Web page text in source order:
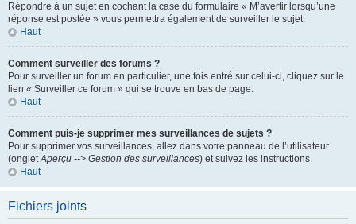
Répondre à un sujet en cochant la case du formulaire « M’avertir lorsqu’une
réponse est postée » vous permettra également de surveiller le sujet.
Haut
Comment surveiller des forums ?
Pour surveiller un forum en particulier, une fois entré sur celui-ci, cliquez sur le
lien « Surveiller ce forum » qui se trouve en bas de page.
Haut
Comment puis-je supprimer mes surveillances de sujets ?
Pour supprimer vos surveillances, allez dans votre panneau de l’utilisateur
(ongletAperçu --> Gestion des surveillances) et suivez les instructions.
Haut
Fichiers joints